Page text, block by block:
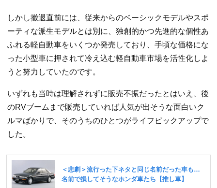
しかし撤退直前には、従来からのベーシックモデルやスポ
ーティな派生モデルとは別に、独創的かつ先進的な個性あ
ふれる軽自動車をいくつか発売しており、手頃な価格にな
った小型車に押されて冷え込む軽自動車市場を活性化しよ
うと努力していたのです。
いずれも当時は理解されずに販売不振だったとはいえ、後
のRVブームまで販売していれば人気が出そうな面白いク
ルマばかりで、そのうちのひとつがライフピックアップで
した。